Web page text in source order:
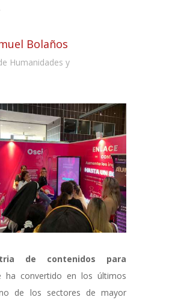
Bolaños
Humanidades y
de contenidos para
ha convertido en los últimos
de los sectores de mayor